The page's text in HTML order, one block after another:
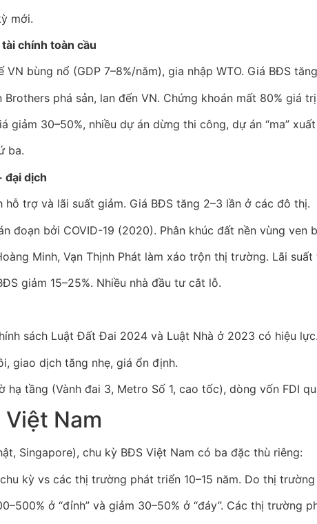
mới.
chính toàn cầu
bùng nổ (GDP 7–8%/năm), gia nhập WTO. Giá BĐS
phá sản, lan đến VN. Chứng khoán mất 80% giá
giảm 30–50%, nhiều dự án dừng thi công, dự án “ma”
ba.
đại dịch
hỗ trợ và lãi suất giảm. Giá BĐS tăng 2–3 lần ở các đô thị.
đoạn bởi COVID-19 (2020). Phân khúc đất nền vùng ven
Minh, Vạn Thịnh Phát làm xáo trộn thị trường. Lãi suất
giảm 15–25%. Nhiều nhà đầu tư cắt lỗ.
sách Luật Đất Đai 2024 và Luật Nhà ở 2023 có hiệu
giao dịch tăng nhẹ, giá ổn định.
hạ tầng (Vành đai 3, Metro Số 1, cao tốc), dòng vốn FDI
Nam
Singapore), chu kỳ BĐS Việt Nam có ba đặc thù riêng:
kỳ vs các thị trường phát triển 10–15 năm. Do thị
ở “đỉnh” và giảm 30–50% ở “đáy”. Các thị trường